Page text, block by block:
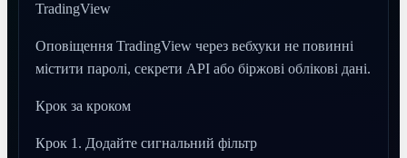
TradingView
Оповіщення TradingView через вебхуки не повинні
містити паролі, секрети API або біржові облікові дані.
Крок за кроком
Крок 1. Додайте сигнальний фільтр